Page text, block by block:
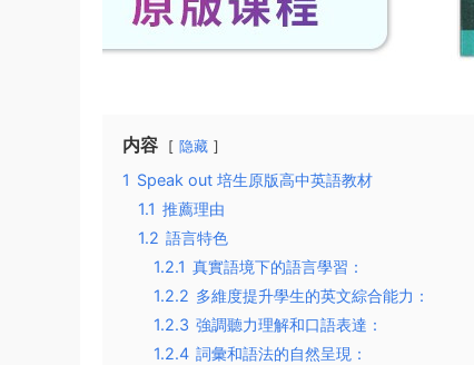
内容 隐藏
1 Speak out 培生原版高中英語教材
1.1 推薦理由
1.2 語言特色
1.2.1 真實語境下的語言學習：
1.2.2 多維度提升學生的英文綜合能力：
1.2.3 強調聽力理解和口語表達：
1.2.4 詞彙和語法的自然呈現：